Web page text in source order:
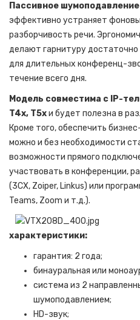
Пассивное шумоподавление
эффективно устраняет
разборчивость речи.
делают гарнитуру
для длительных конференц-
течение всего дня.
Модель совместима с IP-
T4x, T5xи будет полезна в
Кроме того, обеспечить
можно и без необходимости
возможности прямого
участвовать в конференции,
(3CX, Zoiper, Linkus) или
Teams, Zoom и т.д.).
характеристики:
гарантия: 2 года;
бинауральная или
система из 2
шумоподавлением;
HD-звук;